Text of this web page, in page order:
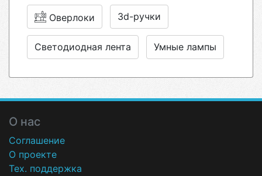
Оверлоки 3d-ручки
Светодиодная лента Умные лампы
О нас
Соглашение
О проекте
Тех. поддержка